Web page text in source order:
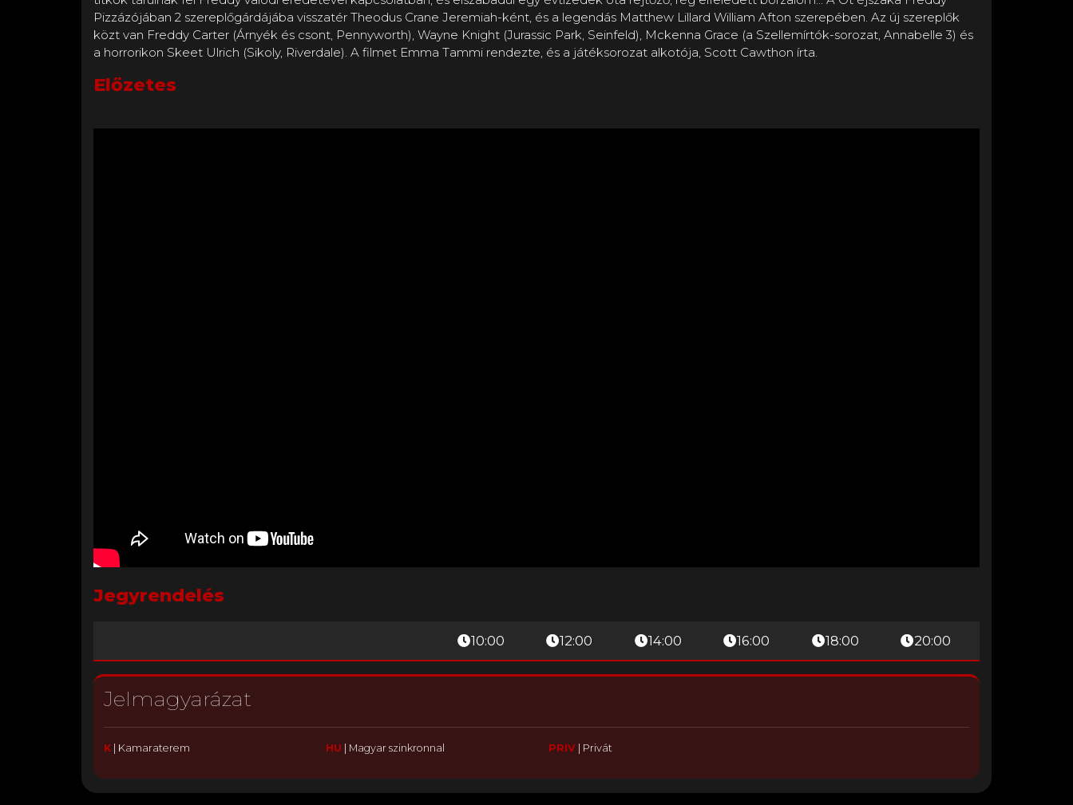
Pizzázójában 2 szereplőgárdájába visszatér Theodus Crane Jeremiah-ként, és a legendás Matthew Lillard William Afton szerepében. Az új szereplők
közt van Freddy Carter (Árnyék és csont, Pennyworth), Wayne Knight (Jurassic Park, Seinfeld), Mckenna Grace (a Szellemírtók-sorozat, Annabelle 3) és
a horrorikon Skeet Ulrich (Sikoly, Riverdale). A filmet Emma Tammi rendezte, és a játéksorozat alkotója, Scott Cawthon írta.
Előzetes
Jegyrendelés
10:00 12:00 14:00 16:00 18:00 20:00
Jelmagyarázat
K| Kamaraterem HU | Magyar szinkronnal PRIV| Privát